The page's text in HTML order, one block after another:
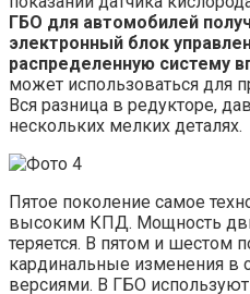
ГБО для автомобилей
электронный блок
распределенную систему
может использоваться для
Вся разница в редукторе,
нескольких мелких деталях.
Пятое поколение самое
высоким КПД. Мощность
теряется. В пятом и шестом
кардинальные изменения
версиями. В ГБО